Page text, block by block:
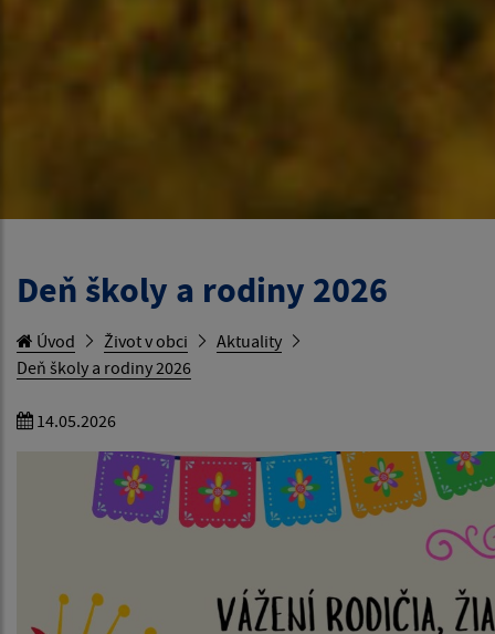
Deň školy a rodiny 2026
Úvod Život v obci
Aktuality
Deň školy a rodiny 2026
14.05.2026